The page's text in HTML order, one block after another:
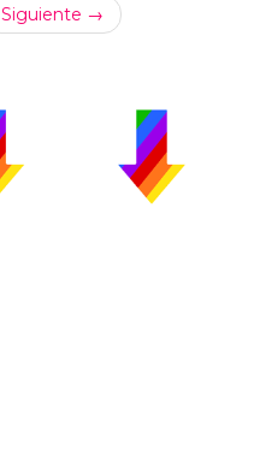
Siguiente →